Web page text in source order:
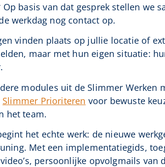
basis van dat gesprek stellen we
werkdag nog contact op.
vinden plaats op jullie locatie of
maar met hun eigen situatie:
modules uit de Slimmer Werken
Slimmer Prioriteren voor bewuste
het team.
het echte werk: de nieuwe
Met een implementatiegids,
persoonlijke opvolgmails